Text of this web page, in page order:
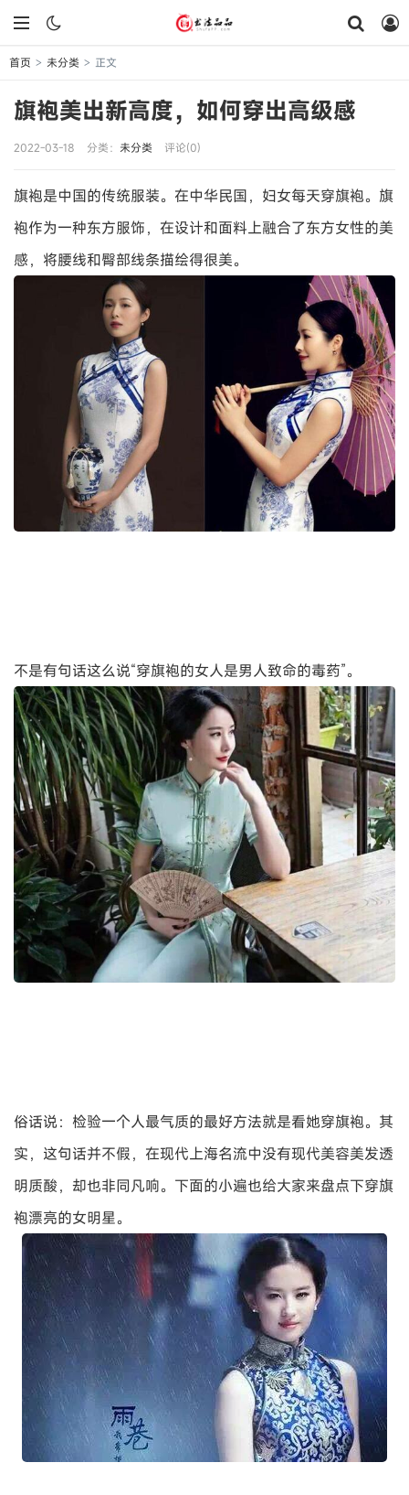
首页 > 未分类 > 正文
旗袍美出新高度，如何穿出高级感
2022-03-18 分类： 未分类 评论(0)
旗袍是中国的传统服装。在中华民国，妇女每天穿旗袍。旗
袍作为一种东方服饰，在设计和面料上融合了东方女性的美
感，将腰线和臀部线条描绘得很美。
不是有句话这么说“穿旗袍的女人是男人致命的毒药”。
俗话说：检验一个人最气质的最好方法就是看她穿旗袍。其
实，这句话并不假，在现代上海名流中没有现代美容美发透
明质酸，却也非同凡响。下面的小遍也给大家来盘点下穿旗
袍漂亮的女明星。